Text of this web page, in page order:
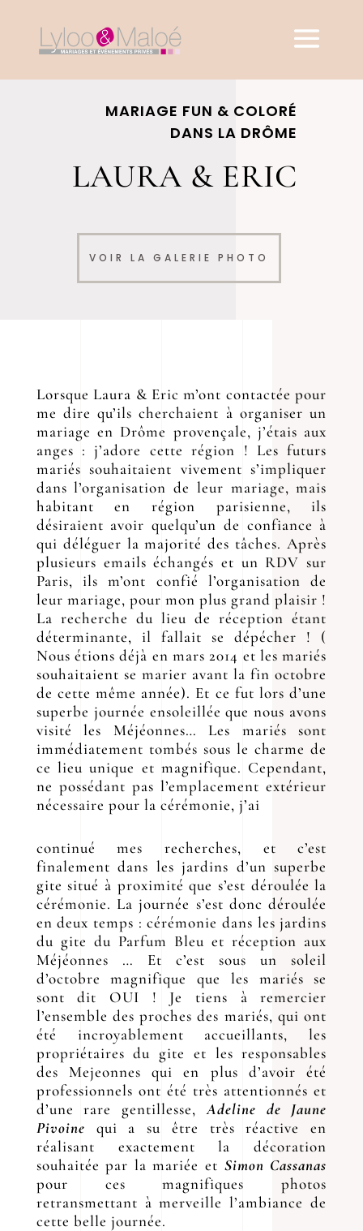
MARIAGE FUN & COLORÉ
DANS LA DRÔME
LAURA & ERIC
VOIR LA GALERIE PHOTO
Lorsque Laura & Eric m’ont contactée pour
me dire qu’ils cherchaient à organiser un
mariage en Drôme provençale, j’étais aux
anges : j’adore cette région ! Les futurs
mariés souhaitaient vivement s’impliquer
dans l’organisation de leur mariage, mais
habitant en région parisienne, ils
désiraient avoir quelqu’un de confiance à
qui déléguer la majorité des tâches. Après
plusieurs emails échangés et un RDV sur
Paris, ils m’ont confié l’organisation de
leur mariage, pour mon plus grand plaisir !
La recherche du lieu de réception étant
déterminante, il fallait se dépécher ! (
Nous étions déjà en mars 2014 et les mariés
souhaitaient se marier avant la fin octobre
de cette même année). Et ce fut lors d’une
superbe journée ensoleillée que nous avons
visité les Méjéonnes… Les mariés sont
immédiatement tombés sous le charme de
ce lieu unique et magnifique. Cependant,
ne possédant pas l’emplacement extérieur
nécessaire pour la cérémonie, j’ai
continué mes recherches, et c’est
finalement dans les jardins d’un superbe
gite situé à proximité que s’est déroulée la
cérémonie. La journée s’est donc déroulée
en deux temps : cérémonie dans les jardins
du gite du Parfum Bleu et réception aux
Méjéonnes … Et c’est sous un soleil
d’octobre magnifique que les mariés se
sont dit OUI ! Je tiens à remercier
l’ensemble des proches des mariés, qui ont
été incroyablement accueillants, les
propriétaires du gite et les responsables
des Mejeonnes qui en plus d’avoir été
professionnels ont été très attentionnés et
d’une rare gentillesse, Adeline de Jaune
Pivoine qui a su être très réactive en
réalisant exactement la décoration
souhaitée par la mariée et Simon Cassanas
pour ces magnifiques photos
retransmettant à merveille l’ambiance de
cette belle journée.